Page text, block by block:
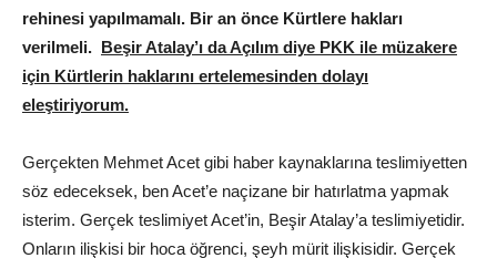
rehinesi yapılmamalı. Bir an önce Kürtlere hakları
verilmeli. Beşir Atalay’ı da Açılım diye PKK ile müzakere
için Kürtlerin haklarını ertelemesinden dolayı
eleştiriyorum.
Gerçekten Mehmet Acet gibi haber kaynaklarına teslimiyetten
söz edeceksek, ben Acet’e naçizane bir hatırlatma yapmak
isterim. Gerçek teslimiyet Acet’in, Beşir Atalay’a teslimiyetidir.
Onların ilişkisi bir hoca öğrenci, şeyh mürit ilişkisidir. Gerçek